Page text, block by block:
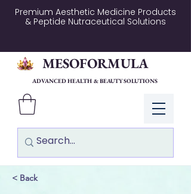
Premium Aesthetic Medicine Products
& Peptide Nutraceutical Solutions
Log In
MESOFORMULA
ADVANCED HEALTH & BEAUTY SOLUTIONS
< Back